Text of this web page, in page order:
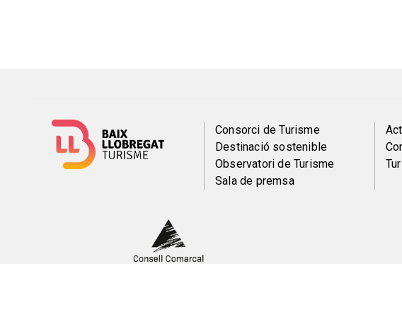
Menú
del
Consorci de Turisme
Destinació sostenible
Observatori de Turisme
Sala de premsa